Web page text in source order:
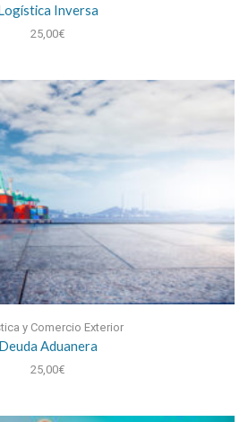
Inversa
25,00€
y Comercio Exterior
Deuda Aduanera
25,00€